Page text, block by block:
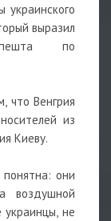
украинского
выразил
по
что Венгрия
из
Киеву.
понятна: они
воздушной
не